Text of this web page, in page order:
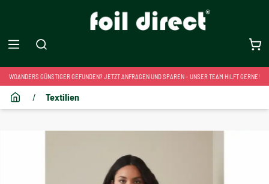
WOANDERS GÜNSTIGER GEFUNDEN? JETZT ANFRAGEN UND SPAREN – UNSER TEAM HILFT GERNE!
/ Textilien